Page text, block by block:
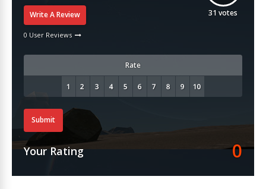
Write A Review
0 User Reviews
31 votes
Rate
Submit
Your Rating 0